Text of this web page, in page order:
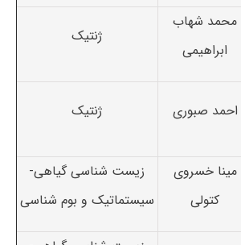
محمد شهاب
ابراهیمی
ژنتیک
احمد صبوری ژنتیک
مینا خسروی
کتولی
زیست شناسی گیاهی-
سیستماتیک و بوم شناسی